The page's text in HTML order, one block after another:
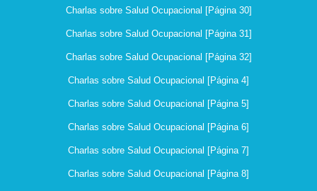
Charlas sobre Salud Ocupacional [Página 30]
Charlas sobre Salud Ocupacional [Página 31]
Charlas sobre Salud Ocupacional [Página 32]
Charlas sobre Salud Ocupacional [Página 4]
Charlas sobre Salud Ocupacional [Página 5]
Charlas sobre Salud Ocupacional [Página 6]
Charlas sobre Salud Ocupacional [Página 7]
Charlas sobre Salud Ocupacional [Página 8]